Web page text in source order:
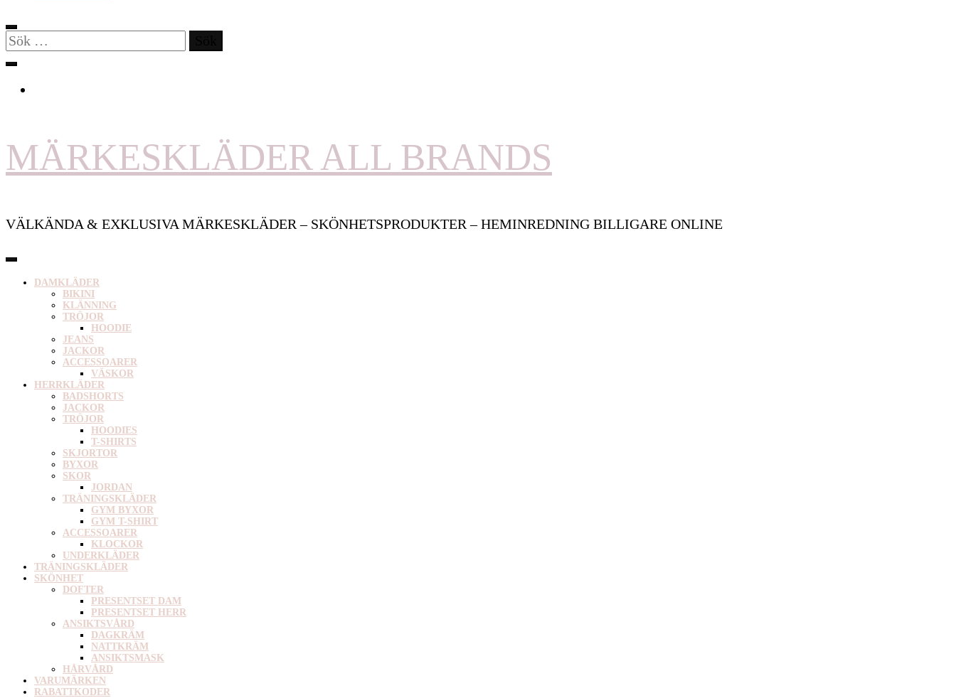
Sök
efter:
MÄRKESKLÄDER ALL BRANDS
VÄLKÄNDA & EXKLUSIVA MÄRKESKLÄDER – SKÖNHETSPRODUKTER – HEMINREDNING BILLIGARE ONLINE
DAMKLÄDER
BIKINI
KLÄNNING
TRÖJOR
HOODIE
JEANS
JACKOR
ACCESSOARER
VÄSKOR
HERRKLÄDER
BADSHORTS
JACKOR
TRÖJOR
HOODIES
T-SHIRTS
SKJORTOR
BYXOR
SKOR
JORDAN
TRÄNINGSKLÄDER
GYM BYXOR
GYM T-SHIRT
ACCESSOARER
KLOCKOR
UNDERKLÄDER
TRÄNINGSKLÄDER
SKÖNHET
DOFTER
PRESENTSET DAM
PRESENTSET HERR
ANSIKTSVÅRD
DAGKRÄM
NATTKRÄM
ANSIKTSMASK
HÅRVÅRD
VARUMÄRKEN
RABATTKODER